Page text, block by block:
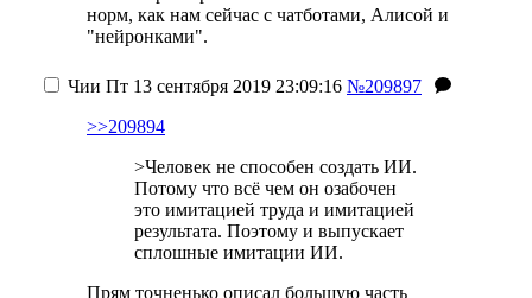
норм, как нам сейчас с чатботами, Алисой и
"нейронками".
Чии Пт 13 сентября 2019 23:09:16 №209897
>>209894
>Человек не способен создать ИИ.
Потому что всё чем он озабочен
это имитацией труда и имитацией
результата. Поэтому и выпускает
сплошные имитации ИИ.
Прям точненько описал большую часть